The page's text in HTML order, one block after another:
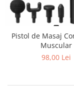
Pistol de Masaj
Muscular
98,00 Lei